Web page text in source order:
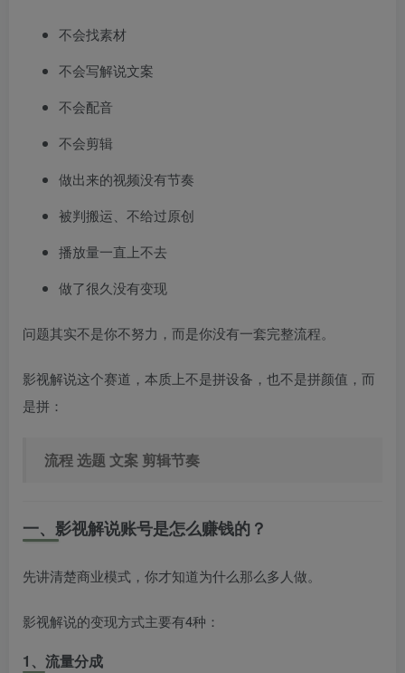
不会找素材
不会写解说文案
不会配音
不会剪辑
做出来的视频没有节奏
被判搬运、不给过原创
播放量一直上不去
做了很久没有变现
问题其实不是你不努力，而是你没有一套完整流程。
影视解说这个赛道，本质上不是拼设备，也不是拼颜值，而
是拼：
流程 选题 文案 剪辑节奏
一、影视解说账号是怎么赚钱的？
先讲清楚商业模式，你才知道为什么那么多人做。
影视解说的变现方式主要有4种：
1、流量分成